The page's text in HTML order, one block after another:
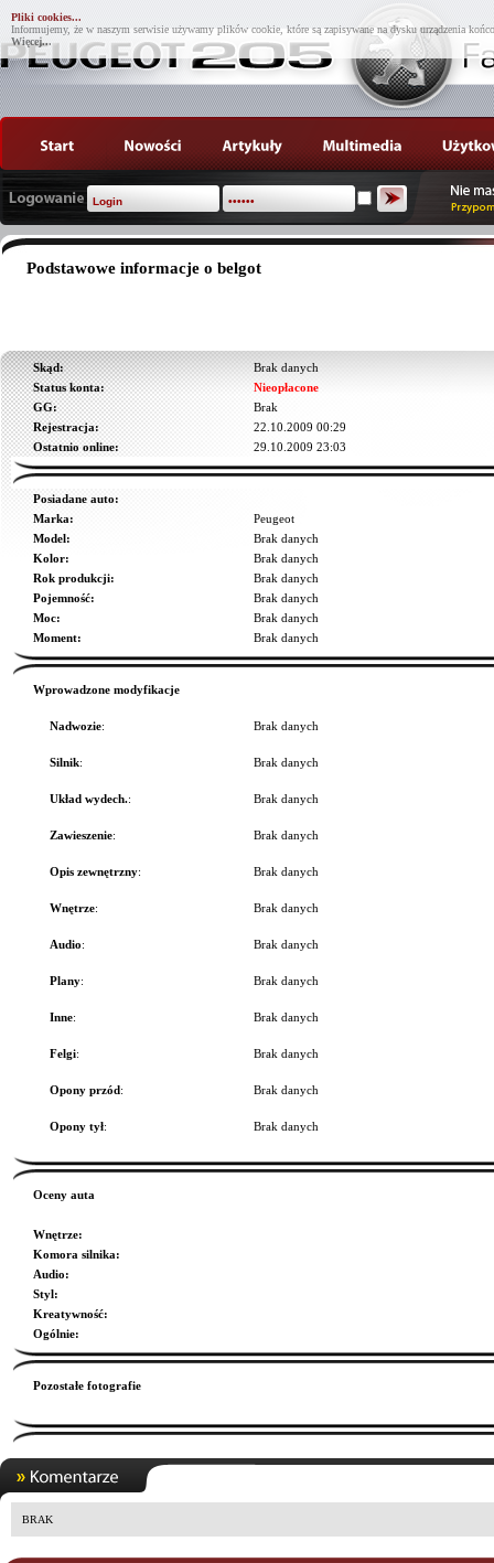
Pliki cookies...
Informujemy, że w naszym serwisie używamy plików cookie, które są zapisywane na dysku urządzenia
Więcej...
Podstawowe informacje o belgot
Skąd:
Brak danych
Status konta:
Nieopłacone
GG:
Brak
Rejestracja:
22.10.2009 00:29
Ostatnio online:
29.10.2009 23:03
Posiadane auto:
Marka:
Peugeot
Model:
Brak danych
Kolor:
Brak danych
Rok produkcji:
Brak danych
Pojemność:
Brak danych
Moc:
Brak danych
Moment:
Brak danych
Wprowadzone modyfikacje
Nadwozie: Brak danych
Silnik: Brak danych
Układ wydech.: Brak danych
Zawieszenie: Brak danych
Opis zewnętrzny: Brak danych
Wnętrze: Brak danych
Audio: Brak danych
Plany: Brak danych
Inne: Brak danych
Felgi: Brak danych
Opony przód: Brak danych
Opony tył: Brak danych
Oceny auta
Wnętrze:
Komora silnika:
Audio:
Styl:
Kreatywność:
Ogólnie:
Pozostałe fotografie
BRAK